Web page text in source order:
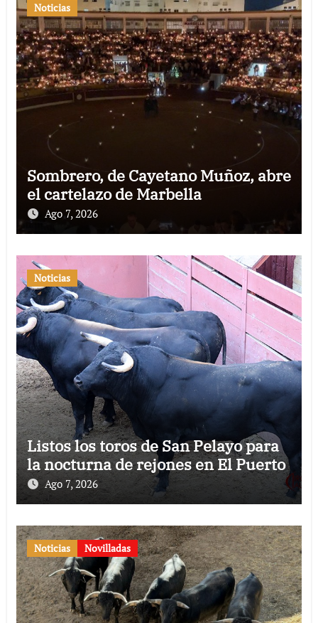
Noticias
Sombrero, de Cayetano Muñoz, abre
el cartelazo de Marbella
Ago 7, 2026
Noticias
Listos los toros de San Pelayo para
la nocturna de rejones en El Puerto
Ago 7, 2026
Noticias Novilladas